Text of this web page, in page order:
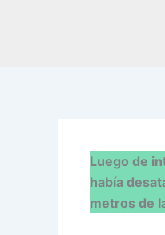
Luego de
había
metros de